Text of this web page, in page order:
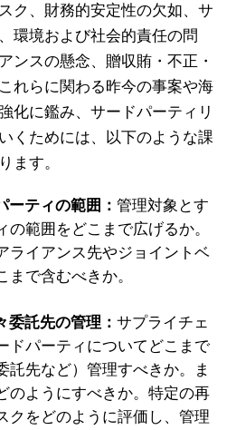
ク、財務的安定性の欠如、サ
環境および社会的責任の問
ンスの懸念、贈収賄・不正・
れらに関わる昨今の事案や海
化に鑑み、サードパーティリ
くためには、以下のような課
ます。
ーティの範囲： 管理対象とす
の範囲をどこまで広げるか。
ライアンス先やジョイントベ
まで含むべきか。
委託先の管理： サプライチェ
ドパーティについてどこまで
託先など）管理すべきか。ま
のようにすべきか。特定の再
クをどのように評価し、管理